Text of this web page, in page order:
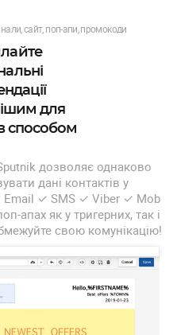
сайт, поп-апи, промокоди
для
способом
дозволяє однаково
дані контактів у
Email ✓ SMS ✓ Viber ✓ Mob
апах як у тригерних, так і
свою комунікацію!